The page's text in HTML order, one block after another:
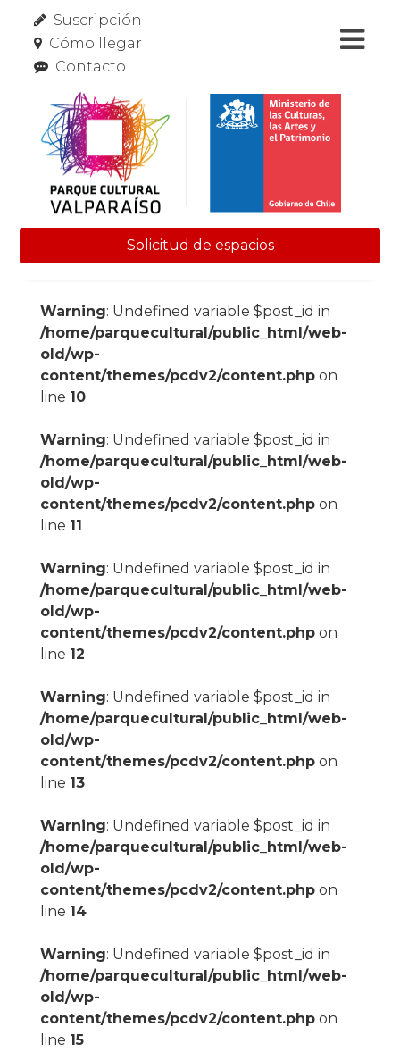
Suscripción
Cómo llegar
Contacto
Solicitud de espacios
Warning: Undefined variable $post_id in
/home/parquecultural/public_html/web-
old/wp-
content/themes/pcdv2/content.phpon
line 10
Warning: Undefined variable $post_id in
/home/parquecultural/public_html/web-
old/wp-
content/themes/pcdv2/content.phpon
line 11
Warning: Undefined variable $post_id in
/home/parquecultural/public_html/web-
old/wp-
content/themes/pcdv2/content.phpon
line 12
Warning: Undefined variable $post_id in
/home/parquecultural/public_html/web-
old/wp-
content/themes/pcdv2/content.phpon
line 13
Warning: Undefined variable $post_id in
/home/parquecultural/public_html/web-
old/wp-
content/themes/pcdv2/content.phpon
line 14
Warning: Undefined variable $post_id in
/home/parquecultural/public_html/web-
old/wp-
content/themes/pcdv2/content.phpon
line 15